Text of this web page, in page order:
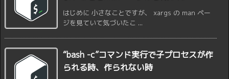
はじめに 小さなことですが、 xargs の man ペー
ジを見ていて気づいたこ ...
“bash -c”コマンド実行で子プロセスが作
られる時、作られない時